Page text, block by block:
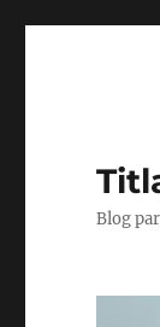
Blog